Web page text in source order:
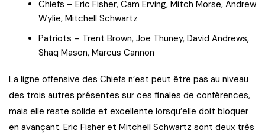
Chiefs – Eric Fisher, Cam Erving, Mitch Morse, Andrew
Wylie, Mitchell Schwartz
Patriots – Trent Brown, Joe Thuney, David Andrews,
Shaq Mason, Marcus Cannon
La ligne offensive des Chiefs n’est peut être pas au niveau
des trois autres présentes sur ces finales de conférences,
mais elle reste solide et excellente lorsqu’elle doit bloquer
en avançant. Eric Fisher et Mitchell Schwartz sont deux très